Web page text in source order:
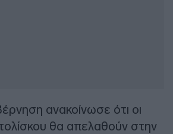
ανακοίνωσε ότι οι
θα απελαθούν στην